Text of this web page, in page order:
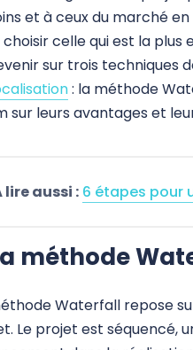
et à ceux du marché en
choisir celle qui est la
sur trois techniques
: la méthode
sur leurs avantages et
lire aussi : 6 étapes pour
méthode
Waterfall repose
Le projet est séquencé,